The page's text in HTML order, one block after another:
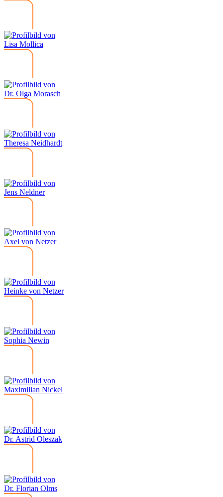
Lisa Mollica
Dr. Olga Morasch
Theresa Neidhardt
Jens Neldner
Axel von Netzer
Heinke von Netzer
Sophia Newin
Maximilian Nickel
Dr. Astrid Oleszak
Dr. Florian Olms